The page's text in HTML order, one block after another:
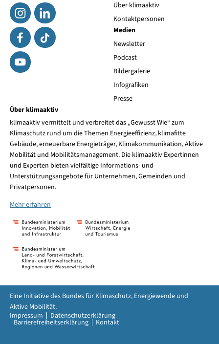
Über klimaaktiv
Kontaktpersonen
Medien
Newsletter
Podcast
Bildergalerie
Infografiken
Presse
Über klimaaktiv
klimaaktiv vermittelt und verbreitet das „Gewusst Wie“ zum
Klimaschutz rund um die Themen Energieeffizienz, klimafitte
Gebäude, erneuerbare Energieträger, Klimakommunikation, Aktive
Mobilität und Mobilitätsmanagement. Die klimaaktiv Expertinnen
und Experten bieten vielfältige Informations- und
Unterstützungsangebote für Unternehmen, Gemeinden und
Privatpersonen.
Mehr erfahren
Impressum Datenschutzerklärung
Barrierefreiheitserklärung Kontakt
Eine Initiative des Bundes für Klimaschutz, Energiewende und
Aktive Mobilität.